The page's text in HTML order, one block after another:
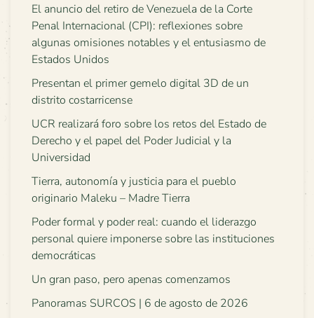
El anuncio del retiro de Venezuela de la Corte
Penal Internacional (CPI): reflexiones sobre
algunas omisiones notables y el entusiasmo de
Estados Unidos
Presentan el primer gemelo digital 3D de un
distrito costarricense
UCR realizará foro sobre los retos del Estado de
Derecho y el papel del Poder Judicial y la
Universidad
Tierra, autonomía y justicia para el pueblo
originario Maleku – Madre Tierra
Poder formal y poder real: cuando el liderazgo
personal quiere imponerse sobre las instituciones
democráticas
Un gran paso, pero apenas comenzamos
Panoramas SURCOS | 6 de agosto de 2026